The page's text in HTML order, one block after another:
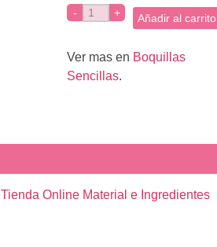
Añadir al carrito
Ver mas en Boquillas
Sencillas.
Tienda Online Material e Ingredientes